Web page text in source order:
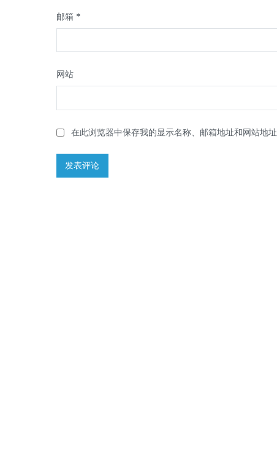
邮箱 *
网站
在此浏览器中保存我的显示名称、邮箱地址和网站地